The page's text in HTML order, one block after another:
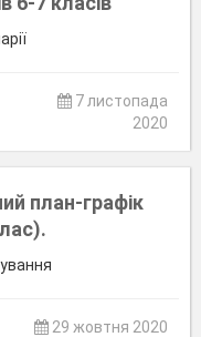
7 листопада
2020
план-графік
29 жовтня 2020